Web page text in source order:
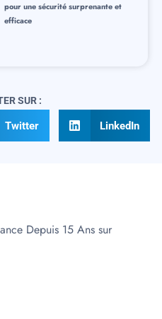
pour une sécurité surprenante et
efficace
SUR :
Twitter LinkedIn
Depuis 15 Ans sur